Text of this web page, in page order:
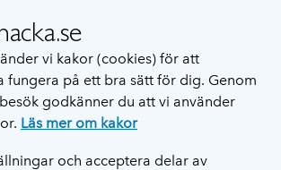
vi kakor (cookies) för att
fungera på ett bra sätt för dig. Genom
godkänner du att vi använder
Läs mer om kakor
och acceptera delar av